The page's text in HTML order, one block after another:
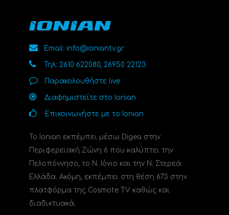
Email: info@ioniantv.gr
Τηλ: 2610 622080, 26950 22123
Παρακολουθήστε live
Διαφημιστείτε στο Ionian
Επικοινωνήστε με το Ionian
Το Ionian εκπέμπει μέσω Digea στην
Περιφερειακή Ζώνη 6 που καλύπτει την
Πελοπόννησο, το N. Ιόνιο και την Ν. Στερεά
Ελλάδα. Ακόμη, εκπέμπει στη θέση 673 στην
πλατφόρμα της Cosmote TV καθώς και
διαδικτυακά.